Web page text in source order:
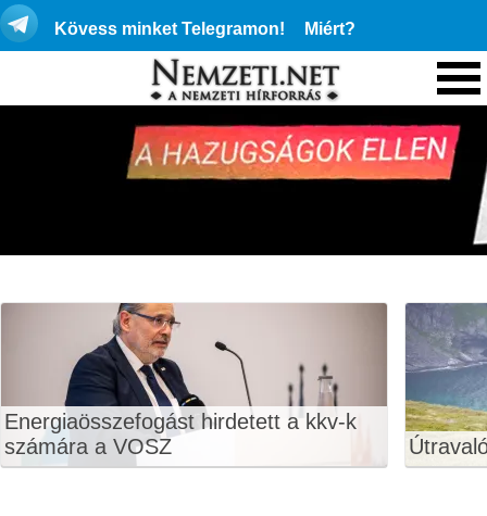
Kövess minket Telegramon! Miért?
Energiaösszefogást hirdetett a kkv-k
számára a VOSZ